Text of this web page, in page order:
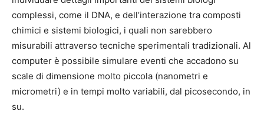
complessi, come il DNA, e dell’interazione tra composti
chimici e sistemi biologici, i quali non sarebbero
misurabili attraverso tecniche sperimentali tradizionali. Al
computer è possibile simulare eventi che accadono su
scale di dimensione molto piccola (nanometri e
micrometri) e in tempi molto variabili, dal picosecondo, in
su.